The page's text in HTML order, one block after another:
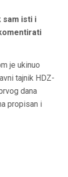
sam isti i
je ukinuo
tajnik HDZ-
dana
propisan i